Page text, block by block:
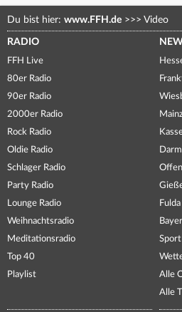
Du bist hier: www.FFH.de >>> Video
RADIO
FFH Live
80er Radio
90er Radio
2000er Radio
Rock Radio
Oldie Radio
Schlager Radio
Party Radio
Lounge Radio
Weihnachtsradio
Meditationsradio
Top 40
Playlist
Sport
Alle
Alle